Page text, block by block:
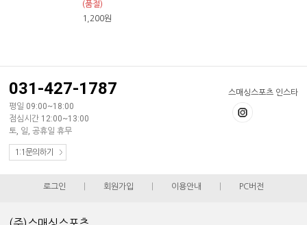
(품절)
1,200원
스매싱스포츠 인스타
031-427-1787
평일 09:00~18:00
점심시간 12:00~13:00
토, 일, 공휴일 휴무
1:1문의하기
로그인 회원가입 이용안내 PC버전